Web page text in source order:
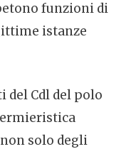
funzioni di
istanze
Cdl del polo
solo degli